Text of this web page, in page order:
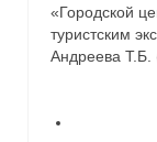
«Городской
туристским
Андреева Т.Б.